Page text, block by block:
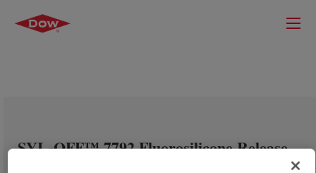
SYL-OFF™ 7792 Fluorosilicone Release